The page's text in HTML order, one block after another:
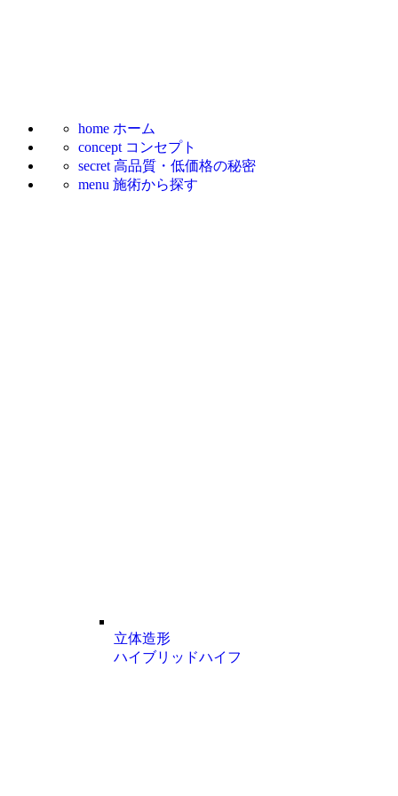
home ホーム
concept コンセプト
secret 高品質・低価格の秘密
menu 施術から探す
立体造形
ハイブリッドハイフ